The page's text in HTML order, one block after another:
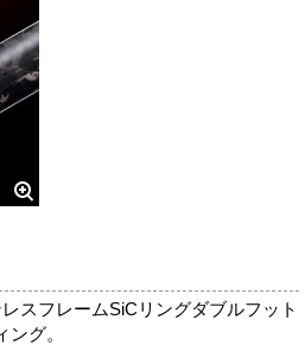
スフレームSiCリングダブルフット
グ。